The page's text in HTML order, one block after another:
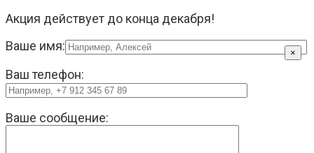
Акция действует до конца декабря!
×
Ваше имя:
Ваш телефон:
Ваше сообщение: